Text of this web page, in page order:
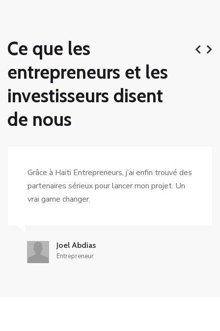
Ce que les
entrepreneurs et les
investisseurs disent
de nous
Grâce à Haiti Entrepreneurs, j’ai enfin trouvé des
partenaires sérieux pour lancer mon projet. Un
vrai game changer.
Joel Abdias
Entrepreneur